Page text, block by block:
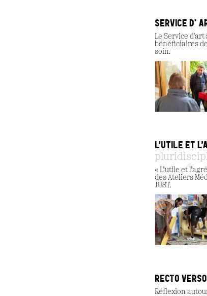
SERVICE
Le Service
bénéficiaires
soin.
L’UTILE ET
« L’utile et
des Ateliers
JUST.
RECTO VERSO
Réflexion